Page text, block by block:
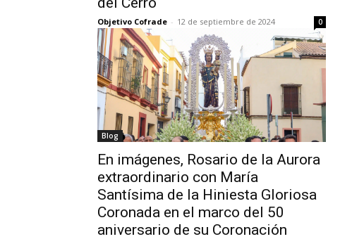
Objetivo Cofrade - 12 de septiembre de 2024 0
Blog
En imágenes, Rosario de la Aurora
extraordinario con María
Santísima de la Hiniesta Gloriosa
Coronada en el marco del 50
aniversario de su Coronación